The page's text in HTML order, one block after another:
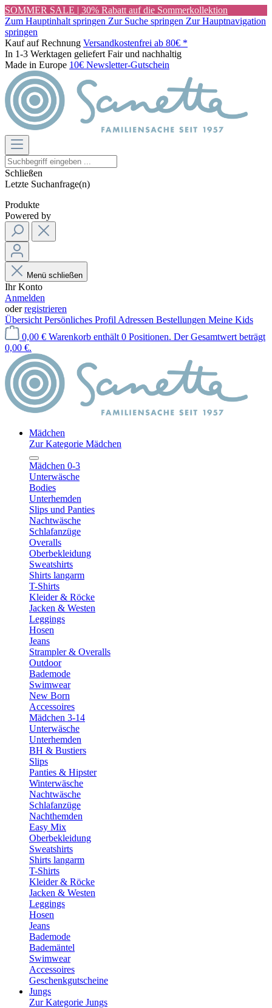
SOMMER SALE | 30% Rabatt auf die Sommerkollektion
Zum Hauptinhalt springen Zur Suche springen Zur Hauptnavigation
springen
Kauf auf Rechnung Versandkostenfrei ab 80€ *
In 1-3 Werktagen geliefert Fair und nachhaltig
Made in Europe 10€ Newsletter-Gutschein
Schließen
Letzte Suchanfrage(n)
Produkte
Powered by
Menü schließen
Ihr Konto
Anmelden
oderregistrieren
Übersicht Persönliches Profil Adressen Bestellungen Meine Kids
0,00 € Warenkorb enthält 0 Positionen. Der Gesamtwert beträgt
0,00 €.
Mädchen
Zur Kategorie Mädchen
Mädchen 0-3
Unterwäsche
Bodies
Unterhemden
Slips und Panties
Nachtwäsche
Schlafanzüge
Overalls
Oberbekleidung
Sweatshirts
Shirts langarm
T-Shirts
Kleider & Röcke
Jacken & Westen
Leggings
Hosen
Jeans
Strampler & Overalls
Outdoor
Bademode
Swimwear
New Born
Accessoires
Mädchen 3-14
Unterwäsche
Unterhemden
BH & Bustiers
Slips
Panties & Hipster
Winterwäsche
Nachtwäsche
Schlafanzüge
Nachthemden
Easy Mix
Oberbekleidung
Sweatshirts
Shirts langarm
T-Shirts
Kleider & Röcke
Jacken & Westen
Leggings
Hosen
Jeans
Bademode
Bademäntel
Swimwear
Accessoires
Geschenkgutscheine
Jungs
Zur Kategorie Jungs